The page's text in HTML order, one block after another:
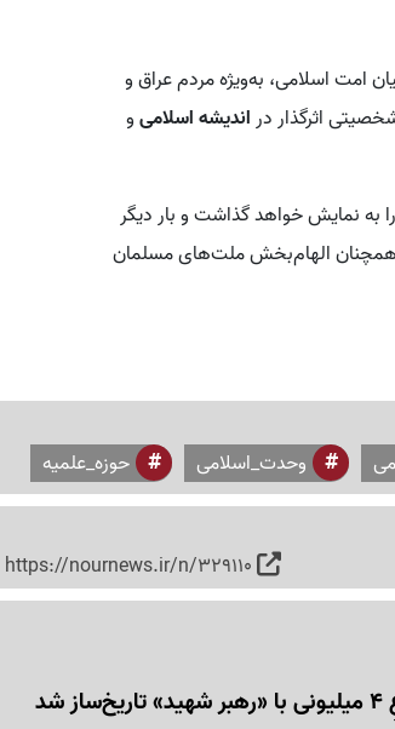
امت اسلامی، به‌ویژه مردم عراق و
اثرگذار در اندیشه اسلامیو
نمایش خواهد گذاشت و بار دیگر
همچنان الهام‌بخش ملت‌های مسلمان
وحدت_اسلامی حوزه_علمیه
https://nournews.ir/n/329110